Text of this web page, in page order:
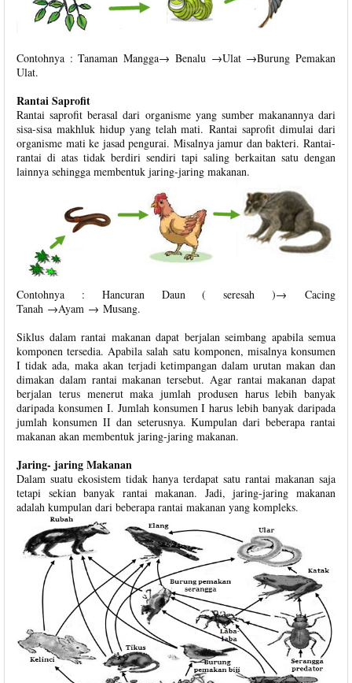
Contohnya : Tanaman Mangga→ Benalu →Ulat →Burung Pemakan
Ulat.
Rantai Saprofit
Rantai saprofit berasal dari organisme yang sumber makanannya dari
sisa-sisa makhluk hidup yang telah mati. Rantai saprofit dimulai dari
organisme mati ke jasad pengurai. Misalnya jamur dan bakteri. Rantai-
rantai di atas tidak berdiri sendiri tapi saling berkaitan satu dengan
lainnya sehingga membentuk jaring-jaring makanan.
Contohnya : Hancuran Daun ( seresah )→ Cacing
Tanah →Ayam → Musang.
Siklus dalam rantai makanan dapat berjalan seimbang apabila semua
komponen tersedia. Apabila salah satu komponen, misalnya konsumen
I tidak ada, maka akan terjadi ketimpangan dalam urutan makan dan
dimakan dalam rantai makanan tersebut. Agar rantai makanan dapat
berjalan terus menerut maka jumlah produsen harus lebih banyak
daripada konsumen I. Jumlah konsumen I harus lebih banyak daripada
jumlah konsumen II dan seterusnya. Kumpulan dari beberapa rantai
makanan akan membentuk jaring-jaring makanan.
Jaring- jaring Makanan
Dalam suatu ekosistem tidak hanya terdapat satu rantai makanan saja
tetapi sekian banyak rantai makanan. Jadi, jaring-jaring makanan
adalah kumpulan dari beberapa rantai makanan yang kompleks.